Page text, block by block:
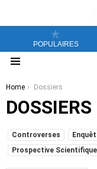
POPULAIRES
You are here:
Home Dossiers
DOSSIERS
SUBTERMS
Controverses
Prospective Scientifique